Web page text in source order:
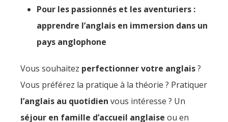
Pour les passionnés et les aventuriers :
apprendre l’anglais en immersion dans un
pays anglophone
Vous souhaitez perfectionner votre anglais?
Vous préférez la pratique à la théorie ? Pratiquer
l’anglais au quotidien vous intéresse ? Un
séjour en famille d’accueil anglaise ou en